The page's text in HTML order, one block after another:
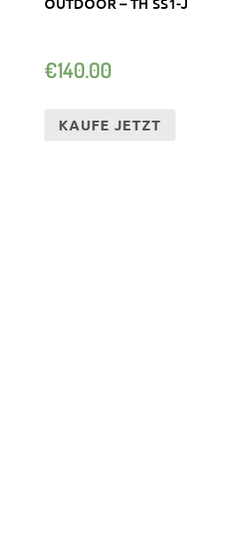
€140.00
KAUFE JETZT